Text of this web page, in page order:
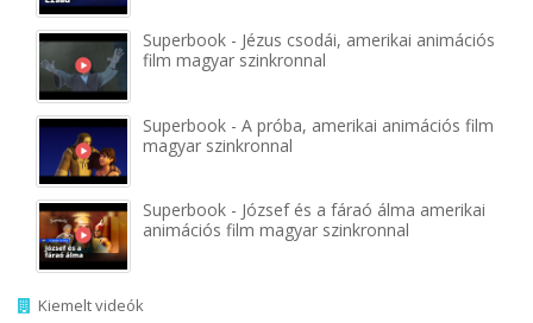
Superbook - Jézus csodái, amerikai animációs
film magyar szinkronnal
Superbook - A próba, amerikai animációs film
magyar szinkronnal
Superbook - József és a fáraó álma amerikai
animációs film magyar szinkronnal
Kiemelt videók